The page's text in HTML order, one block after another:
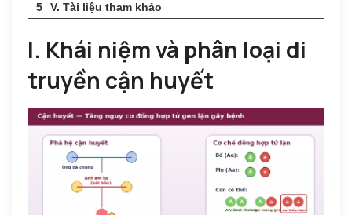
V. Tài liệu tham khảo
I. Khái niệm và phân loại di
truyền cận huyết